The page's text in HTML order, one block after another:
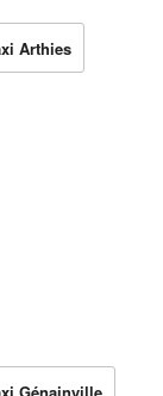
Arthies